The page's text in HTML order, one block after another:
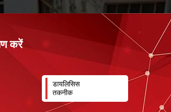
करें
डायलिसिस
तकनीक